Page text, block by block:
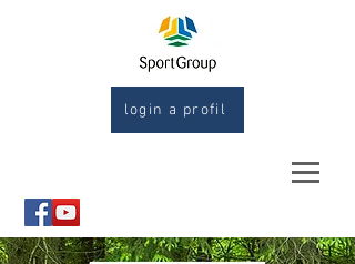
login a profil